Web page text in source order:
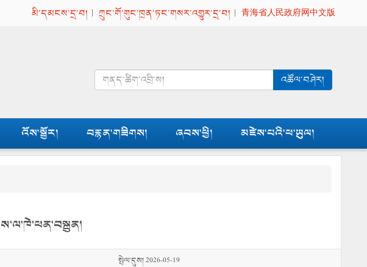
མི་དམངས་དྲ་བ། | ཀྲུང་གོ་གུང་ཁྲན་ཏང་གསར་འགྱུར་དྲ་བ། | 青海省人民政府网中文版
འཚོལ་བཤེར།
འོས་སྦྱོར། བརྙན་གཟིགས། ཞབས་ཕྱི། མཛེས་པའི་ཕ་ཡུལ།
སྤེལ་དུས། 2026-05-19